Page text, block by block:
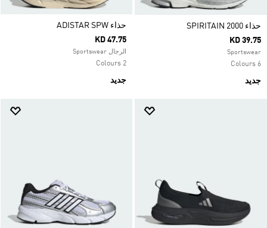
حذاء SPIRITAIN 2000
KD 39.75
Sportswear
6 Colours
جديد
حذاء ADISTAR SPW
KD 47.75
الرجال Sportswear
2 Colours
جديد